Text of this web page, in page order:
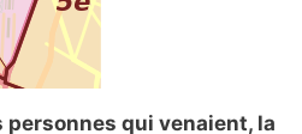
qui venaient, la